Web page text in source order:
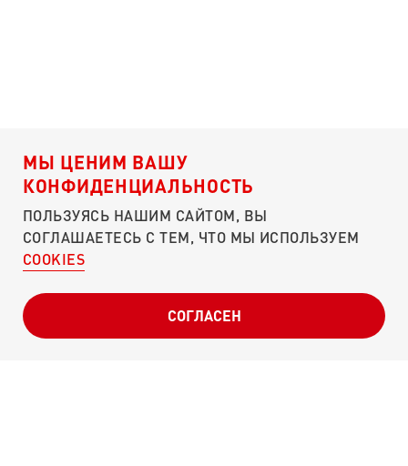
СВОДКИ ОТЧЕТНОСТЬ
МЫ ЦЕНИМ ВАШУ
КОНФИДЕНЦИАЛЬНОСТЬ
ПОЛЬЗУЯСЬ НАШИМ САЙТОМ, ВЫ
СОГЛАШАЕТЕСЬ С ТЕМ, ЧТО МЫ ИСПОЛЬЗУЕМ
COOKIES
СОГЛАСЕН